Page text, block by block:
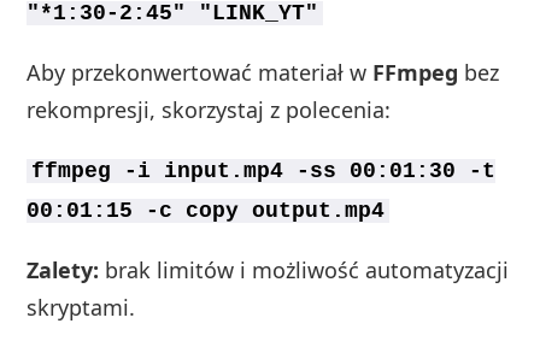
"*1:30-2:45" "LINK_YT"
Aby przekonwertować materiał w FFmpeg bez
rekompresji, skorzystaj z polecenia:
ffmpeg -i input.mp4 -ss 00:01:30 -t
00:01:15 -c copy output.mp4
Zalety: brak limitów i możliwość automatyzacji
skryptami.